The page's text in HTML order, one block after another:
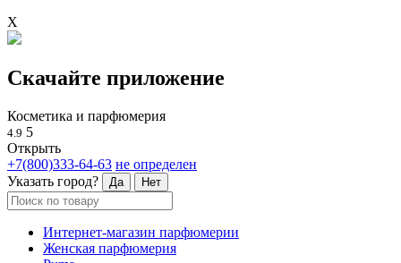
X
Скачайте приложение
Косметика и парфюмерия
4.9 5
Открыть
+7(800)333-64-63 не определен
Указать город?
Да Нет
Интернет-магазин парфюмерии
Женская парфюмерия